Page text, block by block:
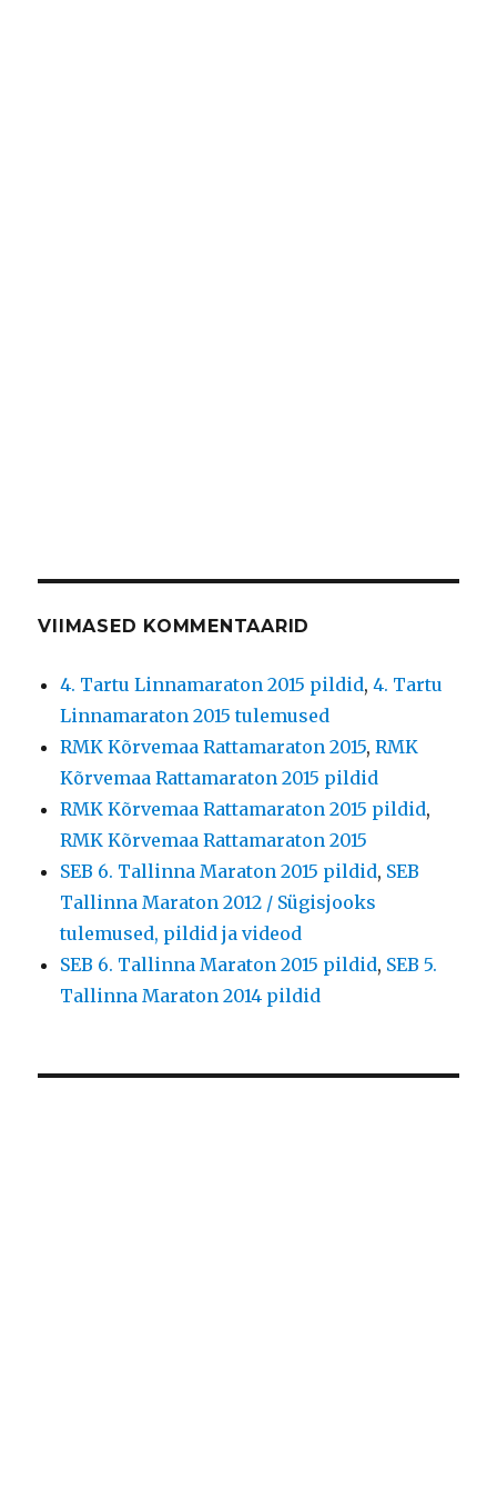
VIIMASED KOMMENTAARID
4. Tartu Linnamaraton 2015 pildid,4. Tartu
Linnamaraton 2015 tulemused
RMK Kõrvemaa Rattamaraton 2015,RMK
Kõrvemaa Rattamaraton 2015 pildid
RMK Kõrvemaa Rattamaraton 2015 pildid,
RMK Kõrvemaa Rattamaraton 2015
SEB 6. Tallinna Maraton 2015 pildid, SEB
Tallinna Maraton 2012 / Sügisjooks
tulemused, pildid ja videod
SEB 6. Tallinna Maraton 2015 pildid, SEB 5.
Tallinna Maraton 2014 pildid